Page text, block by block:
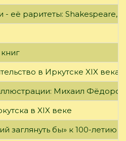
- её раритеты: Shakespeare,
в Иркутске XIX века
Михаил Фёдоров
в XIX веке
заглянуть бы» к 100-летию